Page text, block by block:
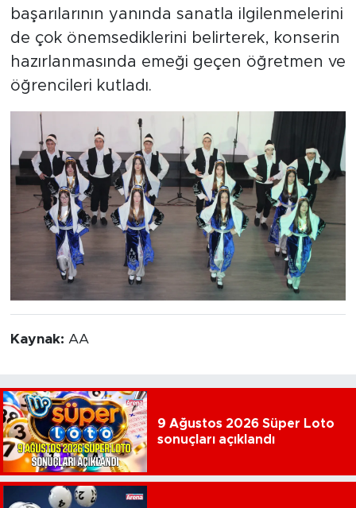
başarılarının yanında sanatla ilgilenmelerini
de çok önemsediklerini belirterek, konserin
hazırlanmasında emeği geçen öğretmen ve
öğrencileri kutladı.
Kaynak: AA
9 Ağustos 2026 Süper Loto
sonuçları açıklandı